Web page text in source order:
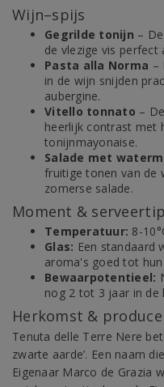
Wijn–spijs
Gegrilde tonijn –
de vlezige vis perfect
Pasta alla Norma –
in de wijn snijden
aubergine.
Vitello tonnato –
heerlijk contrast met
tonijnmayonaise.
Salade met
fruitige tonen van de
zomerse salade.
Moment &
Temperatuur: 8-
Glas: Een standaard
aroma's goed tot
Bewaarpotentieel:
nog 2 tot 3 jaar in de
Herkomst &
Tenuta delle Terre Nere
zwarte aarde’. Een naam
Eigenaar Marco de Grazia